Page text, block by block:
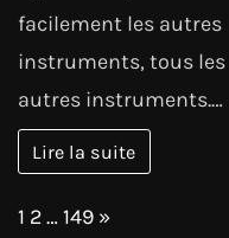
facilement les autres
instruments, tous les
autres instruments.…
Lire la suite
Page:
1 2…149 Next
»